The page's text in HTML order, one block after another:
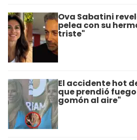
Ova Sabatini
pelea con su
triste"
El accidente hot
que prendió
gomón al aire"